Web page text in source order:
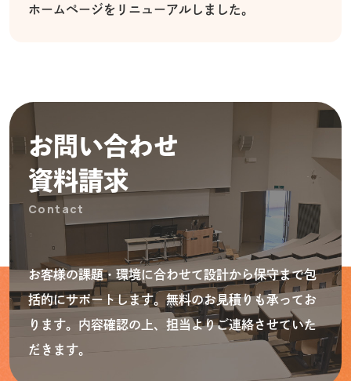
ホームページをリニューアルしました。
お問い合わせ
資料請求
Contact
お客様の課題・環境に合わせて設計から保守まで包
括的にサポートします。無料のお見積りも承ってお
ります。内容確認の上、担当よりご連絡させていた
だきます。